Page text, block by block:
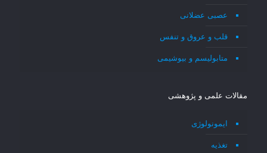
عصبی عضلانی
قلب و عروق و تنفس
متابولیسم و بیوشیمی
مقالات علمی و پژوهشی
ایمونولوژی
تغذیه